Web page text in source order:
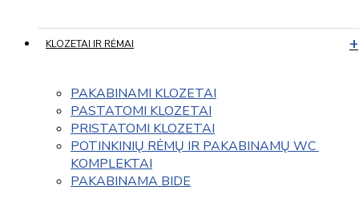
KLOZETAI IR RĖMAI
PAKABINAMI KLOZETAI
PASTATOMI KLOZETAI
PRISTATOMI KLOZETAI
POTINKINIŲ RĖMŲ IR PAKABINAMŲ WC
KOMPLEKTAI
PAKABINAMA BIDE